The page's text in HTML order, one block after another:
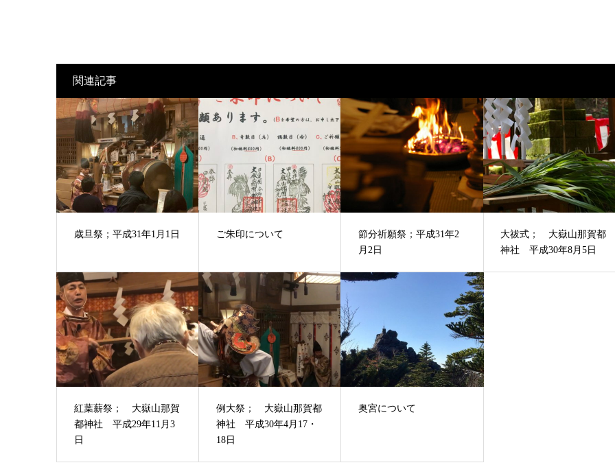
関連記事
歳旦祭；平成31年1月1日 ご朱印について
節分祈願祭；平成31年2
月2日
大祓式； 大嶽山那賀都
神社 平成30年8月5日
紅葉薪祭； 大嶽山那賀
都神社 平成29年11月3
日
例大祭； 大嶽山那賀都
神社 平成30年4月17・
18日
奥宮について